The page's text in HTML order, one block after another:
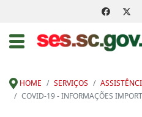
HOME SERVIÇOS
COVID-19 - INFORMAÇÕES